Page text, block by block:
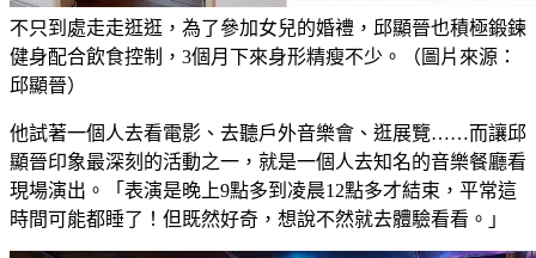
不只到處走走逛逛，為了參加女兒的婚禮，邱顯晉也積極鍛鍊
健身配合飲食控制，3個月下來身形精瘦不少。（圖片來源：
邱顯晉）
他試著一個人去看電影、去聽戶外音樂會、逛展覽……而讓邱
顯晉印象最深刻的活動之一，就是一個人去知名的音樂餐廳看
現場演出。「表演是晚上9點多到凌晨12點多才結束，平常這
時間可能都睡了！但既然好奇，想說不然就去體驗看看。」